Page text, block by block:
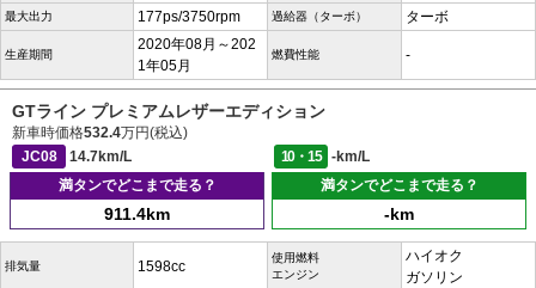
最大出力 177ps/3750rpm 過給器（ターボ） ターボ
生産期間
2020年08月～202
1年05月
燃費性能 -
GTライン プレミアムレザーエディション
新車時価格532.4万円(税込)
JC08
14.7km/L 10・15
-km/L
満タンでどこまで走る？
911.4km
満タンでどこまで走る？
-km
排気量 1598cc
使用燃料
エンジン
ハイオク
ガソリン